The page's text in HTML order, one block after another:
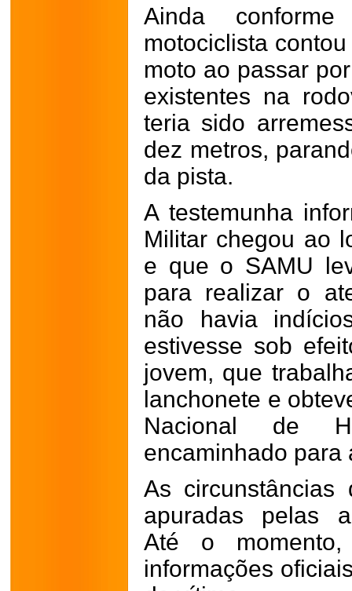
Ainda
motociclista
moto ao passar
existentes na
teria sido
dez metros,
da pista.
A testemunha
Militar chegou ao
e que o SAMU
para realizar o
não havia
estivesse sob
jovem, que
lanchonete e
Nacional de
encaminhado para
As circunstâncias
apuradas pelas
Até o
informações